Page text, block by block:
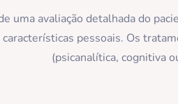
uma avaliação detalhada do
pessoais. Os
(psicanalítica, cognitiva